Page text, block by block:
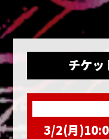
チケッ
3/2(月